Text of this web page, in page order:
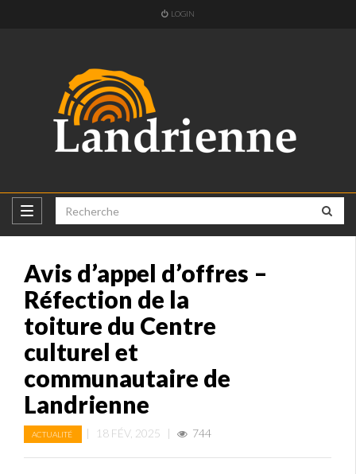
LOGIN
Avis d’appel d’offres –
Réfection de la
toiture du Centre
culturel et
communautaire de
Landrienne
ACTUALITÉ | 18 FÉV, 2025 | 744